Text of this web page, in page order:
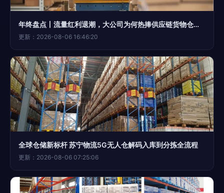
年终盘点丨流量红利退潮，大公司为何热捧供应链货物仓储服务？
更新：2026-08-06 16:46:20
全球仓储新标杆 苏宁物流5G无人仓解码入库到分拣全流程
更新：2026-08-06 07:25:06